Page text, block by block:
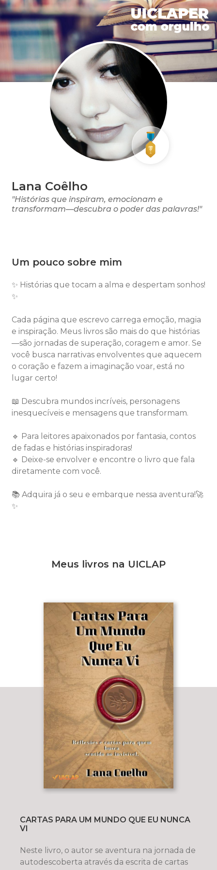
Lana Coêlho
"Histórias que inspiram, emocionam e
transformam—descubra o poder das palavras!"
Um pouco sobre mim
✨ Histórias que tocam a alma e despertam sonhos!
✨
Cada página que escrevo carrega emoção, magia
e inspiração. Meus livros são mais do que histórias
—são jornadas de superação, coragem e amor. Se
você busca narrativas envolventes que aquecem
o coração e fazem a imaginação voar, está no
lugar certo!
📖 Descubra mundos incríveis, personagens
inesquecíveis e mensagens que transformam.
🔹 Para leitores apaixonados por fantasia, contos
de fadas e histórias inspiradoras!
🔹 Deixe-se envolver e encontre o livro que fala
diretamente com você.
📚 Adquira já o seu e embarque nessa aventura!🚀
✨
Meus livros na UICLAP
CARTAS PARA UM MUNDO QUE EU NUNCA
VI
Neste livro, o autor se aventura na jornada de
autodescoberta através da escrita de cartas